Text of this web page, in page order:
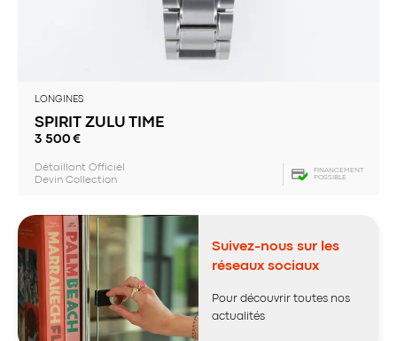
LONGINES
SPIRIT ZULU TIME
3 500 €
Détaillant Officiel
Devin Collection
FINANCEMENT
POSSIBLE
Suivez-nous sur les
réseaux sociaux
Pour découvrir toutes nos
actualités